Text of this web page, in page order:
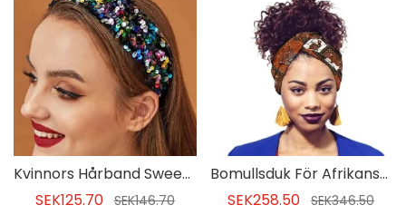
Kvinnors Hårband Sweet Anniversary Hair Accessories
SEK125.70 SEK146.70
Bomullsduk För Afrikansk Tryck För Kvinnor
SEK258.50
SEK346.50